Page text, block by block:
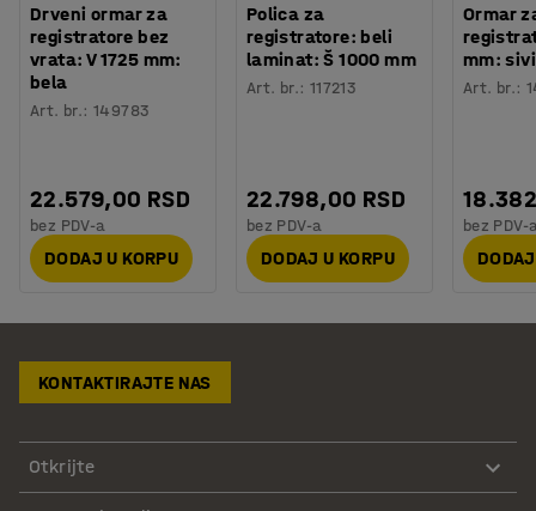
Drveni ormar za
registratore bez
vrata: V 1725 mm:
bela
Art. br.:149783
22.579,00 RSD
bez PDV-a
DODAJ U KORPU
Polica za
registratore: beli
laminat: Š 1000 mm
Art. br.: 117213
22.798,00 RSD
bez PDV-a
DODAJ U KORPU
Ormar
mm:
Art. br.:
bez PDV-
KONTAKTIRAJTE NAS
Otkrijte